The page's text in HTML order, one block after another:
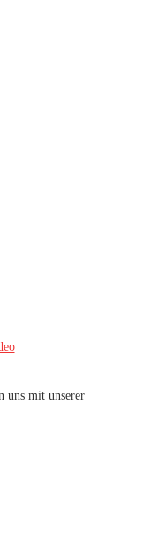
uns mit unserer